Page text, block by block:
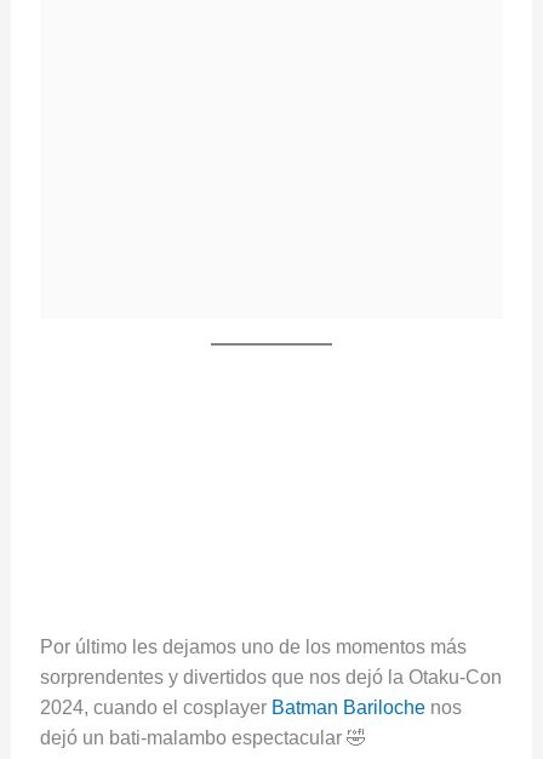
Por último les dejamos uno de los momentos más
sorprendentes y divertidos que nos dejó la Otaku-Con
2024, cuando el cosplayer Batman Barilochenos
dejó un bati-malambo espectacular 🤣